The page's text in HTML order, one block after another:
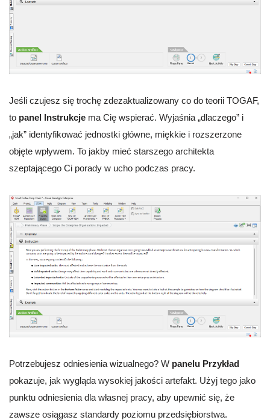
Jeśli czujesz się trochę zdezaktualizowany co do teorii TOGAF,
to panel Instrukcje ma Cię wspierać. Wyjaśnia „dlaczego” i
„jak” identyfikować jednostki główne, miękkie i rozszerzone
objęte wpływem. To jakby mieć starszego architekta
szeptającego Ci porady w ucho podczas pracy.
Potrzebujesz odniesienia wizualnego? W panelu Przykład
pokazuje, jak wygląda wysokiej jakości artefakt. Użyj tego jako
punktu odniesienia dla własnej pracy, aby upewnić się, że
zawsze osiągasz standardy poziomu przedsiębiorstwa.